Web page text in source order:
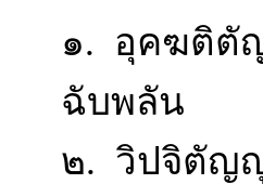
๑. อุคฆติตั
ฉับพลัน
๒. วิปจิตัญญู